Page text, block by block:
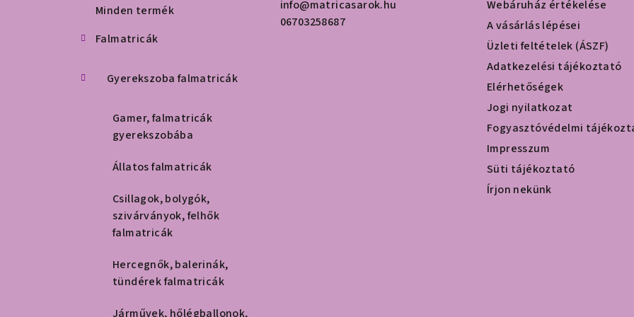
Minden termék
Falmatricák
Gyerekszoba falmatricák
Gamer, falmatricák
gyerekszobába
Állatos falmatricák
Csillagok, bolygók,
szivárványok, felhők
falmatricák
Hercegnők, balerinák,
tündérek falmatricák
Járművek, hőlégballonok,
info@matricasarok.hu
06703258687
Webáruház értékelése
A vásárlás lépései
Üzleti feltételek (ÁSZF)
Adatkezelési tájékoztató
Elérhetőségek
Jogi nyilatkozat
Fogyasztóvédelmi
Impresszum
Süti tájékoztató
Írjon nekünk